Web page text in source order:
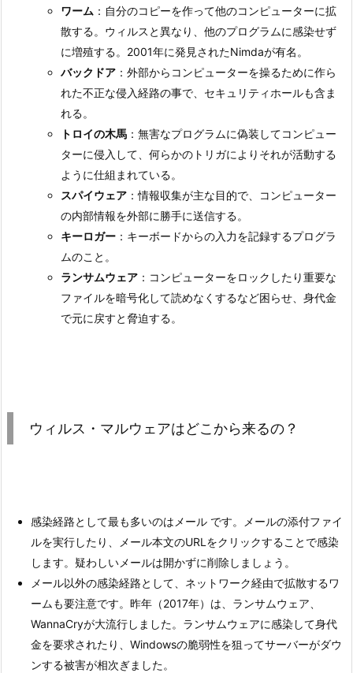
ワーム ：自分のコピーを作って他のコンピューターに拡
散する。ウィルスと異なり、他のプログラムに感染せず
に増殖する。2001年に発見されたNimdaが有名。
バックドア ：外部からコンピューターを操るために作ら
れた不正な侵入経路の事で、セキュリティホールも含ま
れる。
トロイの木馬 ：無害なプログラムに偽装してコンピュー
ターに侵入して、何らかのトリガによりそれが活動する
ように仕組まれている。
スパイウェア ：情報収集が主な目的で、コンピューター
の内部情報を外部に勝手に送信する。
キーロガー ：キーボードからの入力を記録するプログラ
ムのこと。
ランサムウェア ：コンピューターをロックしたり重要な
ファイルを暗号化して読めなくするなど困らせ、身代金
で元に戻すと脅迫する。
ウィルス・マルウェアはどこから来るの？
感染経路として最も多いのはメール です。メールの添付ファイ
ルを実行したり、メール本文のURLをクリックすることで感染
します。疑わしいメールは開かずに削除しましょう。
メール以外の感染経路として、ネットワーク経由で拡散するワ
ームも要注意です。昨年（2017年）は、ランサムウェア、
WannaCryが大流行しました。ランサムウェアに感染して身代
金を要求されたり、Windowsの脆弱性を狙ってサーバーがダウ
ンする被害が相次ぎました。